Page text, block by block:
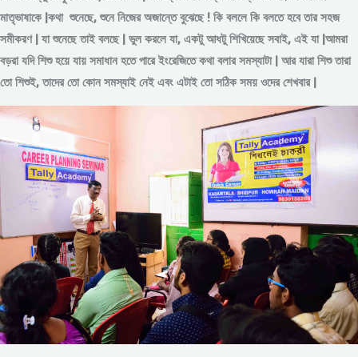
মাতৃভাষাকে |কথা শুনেছে, শুনে নিজের অজান্তে বুঝেছে ! কি বললে কি বলতে হবে তার সহজ
সমীকরণ | যা শুনেছে তাই বলছে | ভুল করলে যা, একটু আধটু শিখিয়েছে সবাই, এই যা |আমরা
বড়রা যদি শিশু হয়ে যায় সমাধান হতে পারে ইংরেজিতে কথা বলার সমস্যাটা | আর যারা শিশু তারা
তো শিশুই, তাদের তো কোন সমস্যাই নেই এবং এটাই তো সঠিক সময় ওদের শেখবার |